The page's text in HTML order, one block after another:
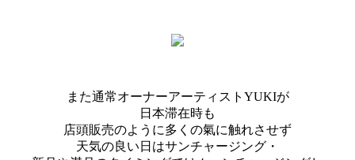
また通常オーナーアーティストYUKIが
日本滞在時も
店頭販売のように多くの氣に触れさせず
天気の良い日はサンチャージング・